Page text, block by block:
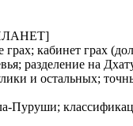
кабинет грах
разделение на
и остальных;
Пуруши;